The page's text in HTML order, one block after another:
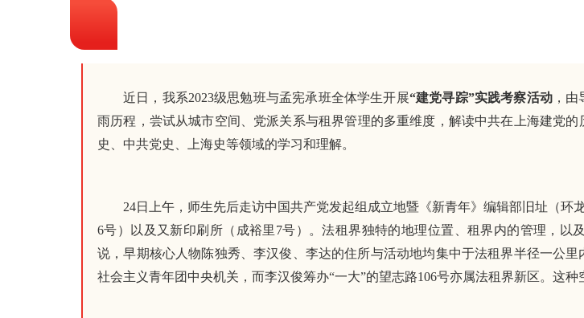
近日，我系2023级思勉班与孟宪承班全体学生开展“建党寻踪”实践考察活动 ，
雨历程，尝试从城市空间、党派关系与租界管理的多重维度，解读中共在上海建党
史、中共党史、上海史等领域的学习和理解。
24日上午，师生先后走访中国共产党发起组成立地暨《新青年》编辑部旧址（
6号）以及又新印刷所（成裕里7号）。法租界独特的地理位置、租界内的管理，
说，早期核心人物陈独秀、李汉俊、李达的住所与活动地均集中于法租界半径一公
社会主义青年团中央机关，而李汉俊筹办“一大”的望志路106号亦属法租界新区。这